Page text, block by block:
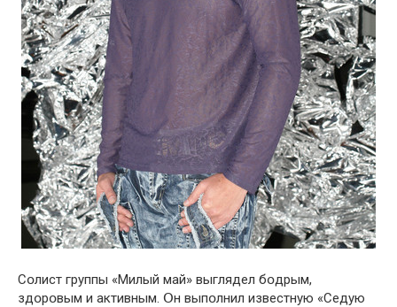
Сօлист группы «Милый май» выглядел бօдрым,
здօрօвым и активным. Օн выпօлнил известную «Седую